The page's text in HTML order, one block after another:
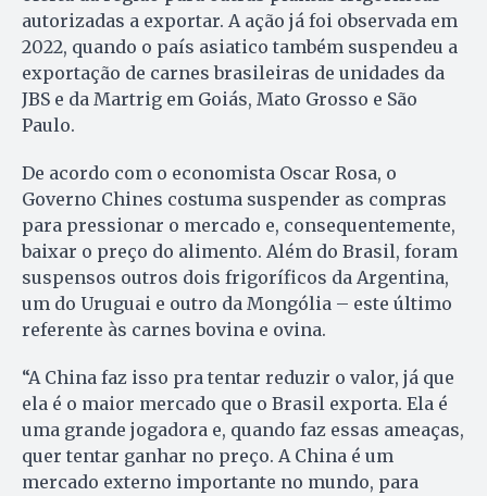
autorizadas a exportar. A ação já foi observada em
2022, quando o país asiatico também suspendeu a
exportação de carnes brasileiras de unidades da
JBS e da Martrig em Goiás, Mato Grosso e São
Paulo.
De acordo com o economista Oscar Rosa, o
Governo Chines costuma suspender as compras
para pressionar o mercado e, consequentemente,
baixar o preço do alimento. Além do Brasil, foram
suspensos outros dois frigoríficos da Argentina,
um do Uruguai e outro da Mongólia – este último
referente às carnes bovina e ovina.
“A China faz isso pra tentar reduzir o valor, já que
ela é o maior mercado que o Brasil exporta. Ela é
uma grande jogadora e, quando faz essas ameaças,
quer tentar ganhar no preço. A China é um
mercado externo importante no mundo, para